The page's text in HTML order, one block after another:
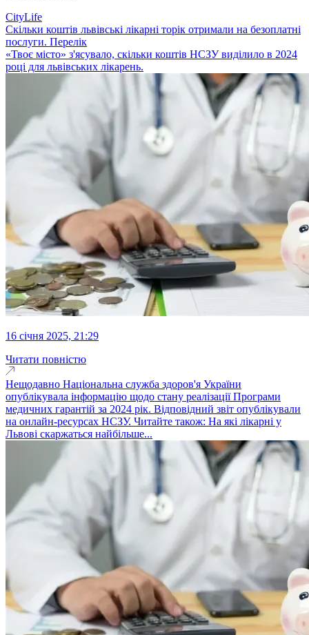
CityLife
Скільки коштів львівські лікарні торік отримали на безоплатні
послуги. Перелік
«Твоє місто» з'ясувало, скільки коштів НСЗУ виділило в 2024
році для львівських лікарень.
16 січня 2025, 21:29
Читати повністю
Нещодавно Національна служба здоров'я України
опублікувала інформацію щодо стану реалізації Програми
медичних гарантій за 2024 рік. Відповідний звіт опублікували
на онлайн-ресурсах НСЗУ. Читайте також: На які лікарні у
Львові скаржаться найбільше...